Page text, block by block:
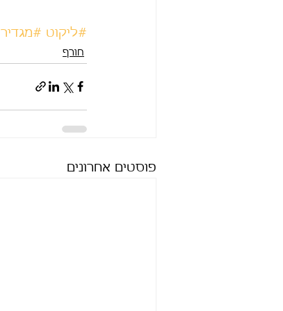
#ליקוט #מגדיר
חורף
פוסטים אחרונים